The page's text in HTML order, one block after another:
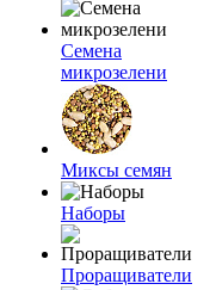
Семена
микрозелени
Миксы семян
Наборы
Проращиватели